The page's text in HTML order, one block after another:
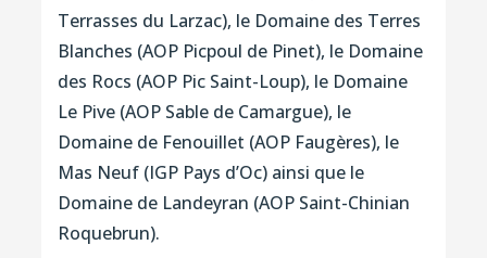
Terrasses du Larzac), le Domaine des Terres
Blanches (AOP Picpoul de Pinet), le Domaine
des Rocs (AOP Pic Saint-Loup), le Domaine
Le Pive (AOP Sable de Camargue), le
Domaine de Fenouillet (AOP Faugères), le
Mas Neuf (IGP Pays d’Oc) ainsi que le
Domaine de Landeyran (AOP Saint-Chinian
Roquebrun).